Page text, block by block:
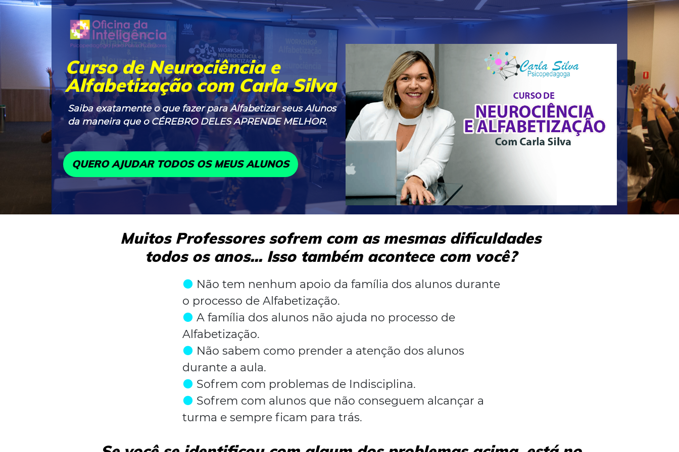
Curso de Neurociência e
Alfabetização com Carla Silva
Saiba exatamente o que fazer para Alfabetizar seus Alunos
da maneira que o CÉREBRO DELES APRENDE MELHOR.
QUERO AJUDAR TODOS OS MEUS ALUNOS
Muitos Professores sofrem com as mesmas dificuldades
todos os anos... Isso também acontece com você?
Não tem nenhum apoio da família dos alunos durante
o processo de Alfabetização.
A família dos alunos não ajuda no processo de
Alfabetização.
Não sabem como prender a atenção dos alunos
durante a aula.
Sofrem com problemas de Indisciplina.
Sofrem com alunos que não conseguem alcançar a
turma e sempre ficam para trás.